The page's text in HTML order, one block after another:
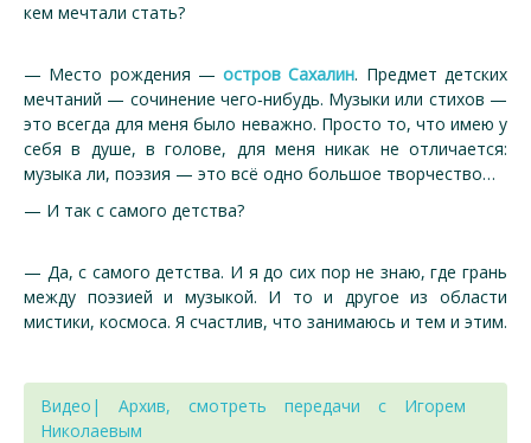
кем мечтали стать?
— Место рождения —остров Сахалин. Предмет детских
мечтаний — сочинение чего‑нибудь. Музыки или стихов —
это всегда для меня было неважно. Просто то, что имею у
себя в душе, в голове, для меня никак не отличается:
музыка ли, поэзия — это всё одно большое творчество…
— И так с самого детства?
— Да, с самого детства. И я до сих пор не знаю, где грань
между поэзией и музыкой. И то и другое из области
мистики, космоса. Я счастлив, что занимаюсь и тем и этим.
Видео| Архив, смотреть передачи с Игорем
Николаевым